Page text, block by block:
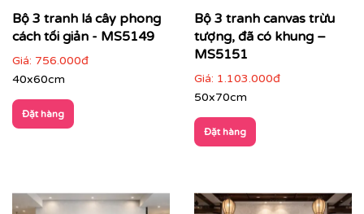
Bộ 3 tranh lá cây phong
cách tối giản - MS5149
Giá: 756.000đ
40x60cm
Đặt hàng
Bộ 3 tranh canvas trừu
tượng, đã có khung –
MS5151
Giá: 1.103.000đ
50x70cm
Đặt hàng